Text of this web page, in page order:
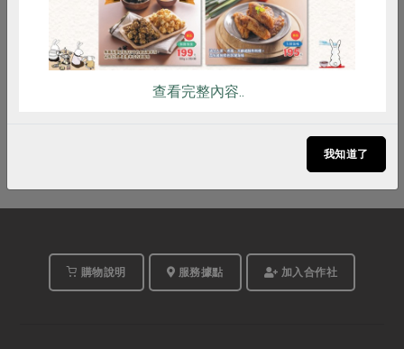
地點 合作社站所 - 苓雅站
購物說明 服務據點 加入合作社
查看完整內容..
我知道了